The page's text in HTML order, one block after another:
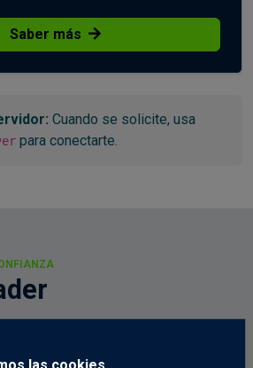
Saber más
Cuando se solicite, usa
para conectarte.
Ligera, rápida y fácil de usar.